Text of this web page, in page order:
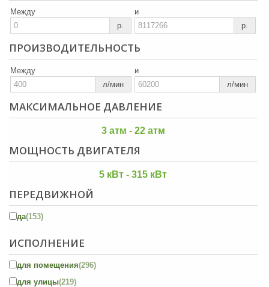
Между
р.
и
р.
ПРОИЗВОДИТЕЛЬНОСТЬ
Между
л/мин
и
л/мин
МАКСИМАЛЬНОЕ ДАВЛЕНИЕ
3 атм - 22 атм
МОЩНОСТЬ ДВИГАТЕЛЯ
5 кВт - 315 кВт
ПЕРЕДВИЖНОЙ
да(153)
ИСПОЛНЕНИЕ
для помещения(296)
для улицы(219)